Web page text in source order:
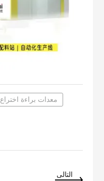
معدات براءة اختراع
التالى